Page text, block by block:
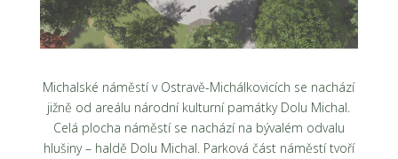
Michalské náměstí v Ostravě-Michálkovicích se nachází
jižně od areálu národní kulturní památky Dolu Michal.
Celá plocha náměstí se nachází na bývalém odvalu
hlušiny – haldě Dolu Michal. Parková část náměstí tvoří